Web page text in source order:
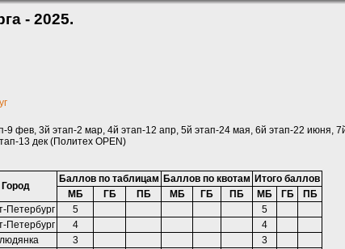
- 2025.
9 фев, 3й этап-2 мар, 4й этап-12 апр, 5й этап-24 мая, 6й этап-22 июня,
13 дек (Политех OPEN)
Город
Баллов по таблицам Баллов по квотам Итого баллов
МБ
ГБ ПБ МБ ГБ ПБ МБ ГБ
ПБ
Петербург 5
5
Петербург 4
4
3
3